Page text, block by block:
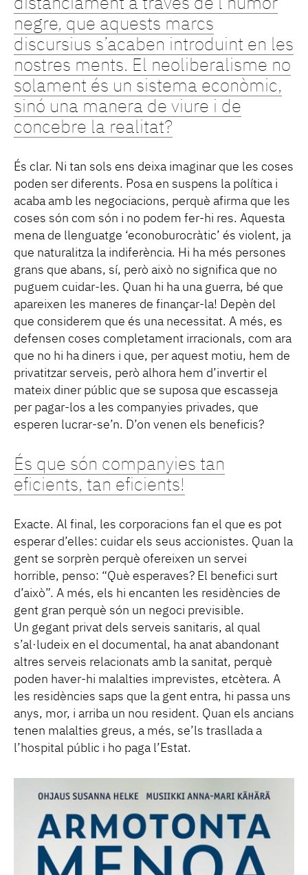
distanciament a través de l’humor
negre, que aquests marcs
discursius s’acaben introduint en les
nostres ments. El neoliberalisme no
solament és un sistema econòmic,
sinó una manera de viure i de
concebre la realitat?
És clar. Ni tan sols ens deixa imaginar que les coses
poden ser diferents. Posa en suspens la política i
acaba amb les negociacions, perquè afirma que les
coses són com són i no podem fer-hi res. Aquesta
mena de llenguatge ‘econoburocràtic’ és violent, ja
que naturalitza la indiferència. Hi ha més persones
grans que abans, sí, però això no significa que no
puguem cuidar-les. Quan hi ha una guerra, bé que
apareixen les maneres de finançar-la! Depèn del
que considerem que és una necessitat. A més, es
defensen coses completament irracionals, com ara
que no hi ha diners i que, per aquest motiu, hem de
privatitzar serveis, però alhora hem d’invertir el
mateix diner públic que se suposa que escasseja
per pagar-los a les companyies privades, que
esperen lucrar-se’n. D’on venen els beneficis?
És que són companyies tan
eficients, tan eficients!
Exacte. Al final, les corporacions fan el que es pot
esperar d’elles: cuidar els seus accionistes. Quan la
gent se sorprèn perquè ofereixen un servei
horrible, penso: “Què esperaves? El benefici surt
d’això”. A més, els hi encanten les residències de
gent gran perquè són un negoci previsible.
Un gegant privat dels serveis sanitaris, al qual
s’al·ludeix en el documental, ha anat abandonant
altres serveis relacionats amb la sanitat, perquè
poden haver-hi malalties imprevistes, etcètera. A
les residències saps que la gent entra, hi passa uns
anys, mor, i arriba un nou resident. Quan els ancians
tenen malalties greus, a més, se’ls trasllada a
l’hospital públic i ho paga l’Estat.